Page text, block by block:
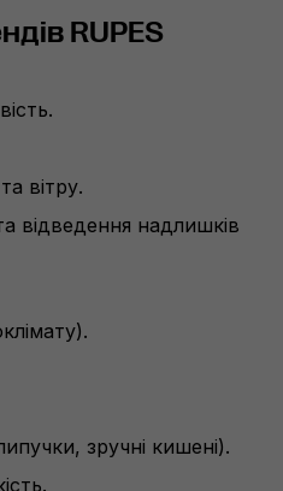
RUPES
вітру.
відведення надлишків
зручні кишені).